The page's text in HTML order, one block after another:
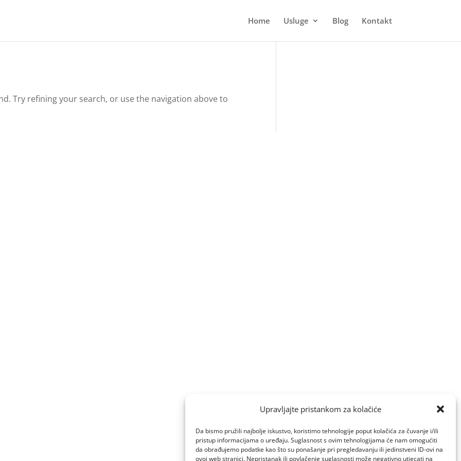
Upravljajte pristankom za kolačiće
Da bismo pružili najbolje iskustvo, koristimo tehnologije poput kolačića za čuvanje i/ili
pristup informacijama o uređaju. Suglasnost s ovim tehnologijama će nam omogućiti
da obrađujemo podatke kao što su ponašanje pri pregledavanju ili jedinstveni ID-ovi na
ovoj web stranici. Nepristanak ili povlačenje suglasnosti može negativno utjecati na
Home Usluge Blog Kontakt
Try refining your search, or use the navigation above to